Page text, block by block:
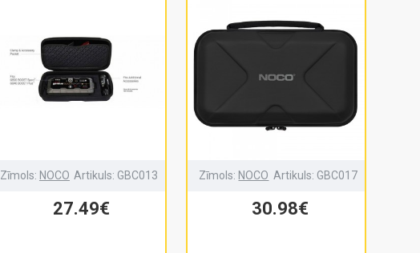
Zīmols: NOCO Artikuls: GBC013
27.49€
Zīmols: NOCO Artikuls: GBC017
30.98€